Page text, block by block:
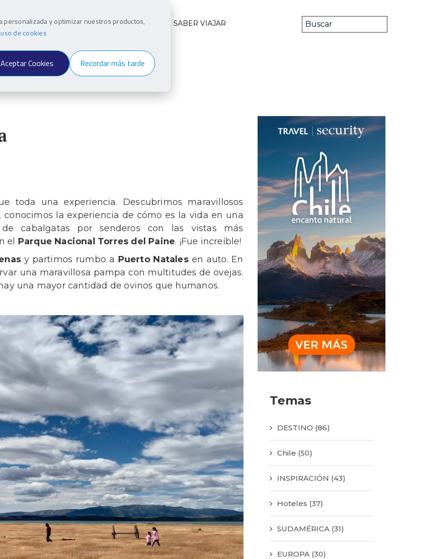
personalizada y optimizar nuestros productos,
de cookies
Aceptar Cookies Recordar más tarde
VIAJEROS ESTILO Y CULTURA SABER VIAJAR
toda una experiencia. Descubrimos maravillosos
, conocimos la experiencia de cómo es la vida en una
cabalgatas por senderos con las vistas más
el Parque Nacional Torres del Paine. ¡Fue increíble!
y partimos rumbo a Puerto Natalesen auto. En
una maravillosa pampa con multitudes de ovejas.
una mayor cantidad de ovinos que humanos.
Temas
DESTINO (86)
Chile (50)
INSPIRACIÓN (43)
Hoteles (37)
SUDAMÉRICA (31)
EUROPA (30)